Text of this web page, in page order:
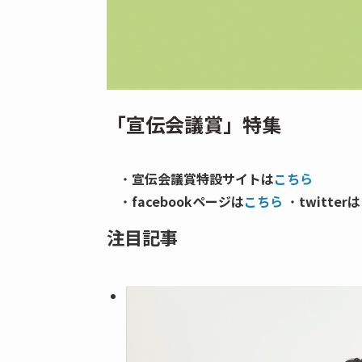
「宣伝会議賞」特集
・ 宣伝会議賞特設サイトはこちら
・ facebookページはこちら ・ twitterは
注目記事